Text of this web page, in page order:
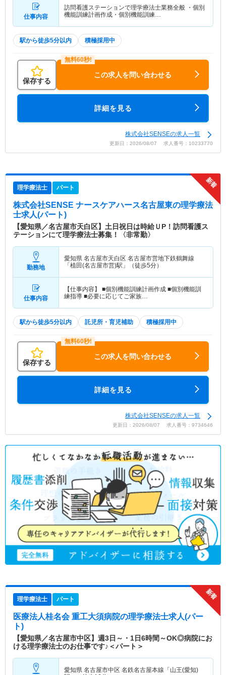
仕事内容
訪問看護ステーションで理学療法士業務全般 ・個別
機能訓練計画作成・個別機能訓練…
駅から徒歩5分以内 積極採用中
保存する
この求人を問い合わせる
詳細を見る
株式会社SENSEの求人一覧
更新日：2026/08/07 求人番号：10233770
理学療法士 パート
株式会社SENSE ナースケアハース名古屋東の理学療法
士求人(パート)
【愛知県／名古屋市天白区】土日祝日は時給ＵP！訪問看護ス
テーションにて理学療法士募集！〈非常勤〉
勤務地
愛知県 名古屋市天白区 名古屋市営地下鉄鶴舞線
「植田(名古屋市営)駅」（徒歩5分）
仕事内容
【仕事内容】 ■個別機能訓練計画作成 ■個別機能訓
練指導 ■必要に応じてご家族…
駅から徒歩5分以内 託児所・育児補助 積極採用中
保存する
この求人を問い合わせる
詳細を見る
株式会社SENSEの求人一覧
更新日：2026/08/07 求人番号：9734646
理学療法士 パート
医療法人桂名会 重工大須病院の理学療法士求人(パー
ト)
【愛知県／名古屋市中区】週3日～・1日6時間～OK◎病院にお
ける理学療法士のお仕事です♪＜パート＞
愛知県 名古屋市中区 名鉄名古屋本線「山王(愛知)